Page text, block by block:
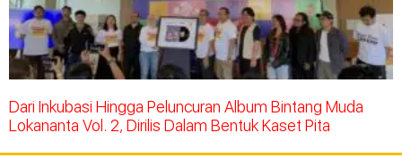
Dari Inkubasi Hingga Peluncuran Album Bintang Muda
Lokananta Vol. 2, Dirilis Dalam Bentuk Kaset Pita